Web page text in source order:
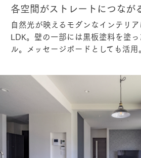
各空間がストレートにつなが
自然光が映えるモダンなインテリ
LDK。壁の一部には黒板塗料を塗
ル。メッセージボードとしても活用。